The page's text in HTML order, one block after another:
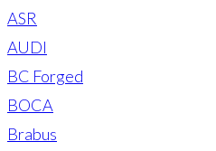
ASR
AUDI
BC Forged
BOCA
Brabus